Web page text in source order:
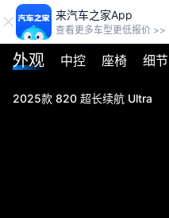
来汽车之家App
查看更多车型更低报价 >>
外观 中控 座椅 细节
2025款 820 超长续航 Ultra